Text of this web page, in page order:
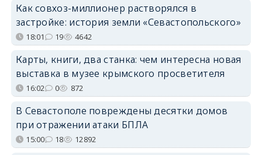
Как совхоз-миллионер растворялся в
застройке: история земли «Севастопольского»
18:01 19 4642
Карты, книги, два станка: чем интересна новая
выставка в музее крымского просветителя
16:02 0 872
В Севастополе повреждены десятки домов
при отражении атаки БПЛА
15:00 18 12892